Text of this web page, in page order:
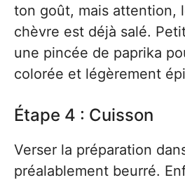
ton goût, mais attention,
chèvre est déjà salé.
une pincée de paprika
colorée et légèrement
Étape 4 : Cuisson
Verser la préparation
préalablement beurré.